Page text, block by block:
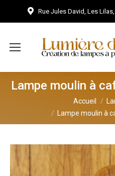
Rue Jules David, Les
Lampe moulin à
Accueil
Lampe moulin à